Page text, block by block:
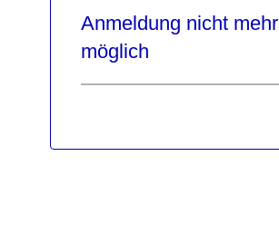
Anmeldung nicht mehr
möglich